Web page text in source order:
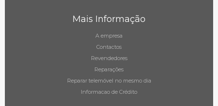
Mais Informação
A empresa
Contactos
Revendedores
Reparações
Reparar telemóvel no mesmo dia
Informacao de Crédito